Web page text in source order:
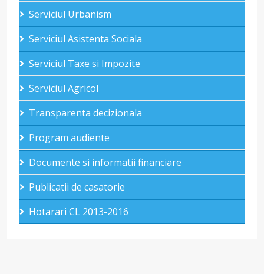
Serviciul Urbanism
Serviciul Asistenta Sociala
Serviciul Taxe si Impozite
Serviciul Agricol
Transparenta decizionala
Program audiente
Documente si informatii financiare
Publicatii de casatorie
Hotarari CL 2013-2016